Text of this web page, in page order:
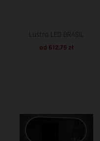
Lustra LED BRASIL
od 612.75 zł